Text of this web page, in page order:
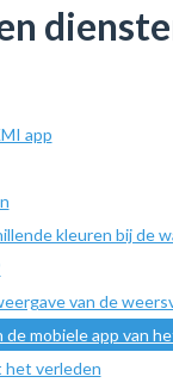
app
kleuren bij de
van de
mobiele app van
het verleden